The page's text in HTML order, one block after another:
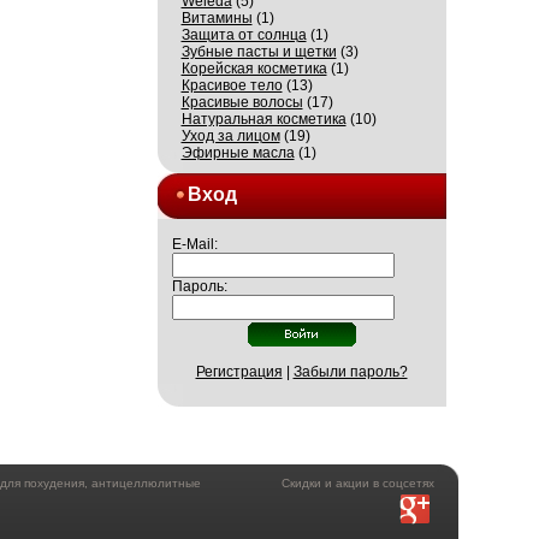
Витамины (1)
Защита от солнца(1)
Зубные пасты и щетки (3)
Корейская косметика(1)
Красивое тело(13)
Красивые волосы (17)
Натуральная косметика(10)
Уход за лицом(19)
Эфирные масла(1)
Вход
E-Mail:
Пароль:
Регистрация Забыли пароль?
Скидки и акции в соцсетях
похудения, антицеллюлитные